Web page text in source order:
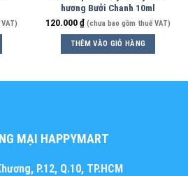
hương Bưởi Chanh 10ml
120.000₫ (chưa bao gồm thuế VAT)
THÊM VÀO GIỎ HÀNG
MẠI HAPPYMART
P.12, Q.10, TP.HCM